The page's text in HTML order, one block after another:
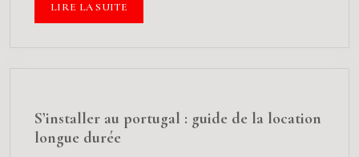
LIRE LA SUITE
S’installer au portugal : guide de la location
longue durée